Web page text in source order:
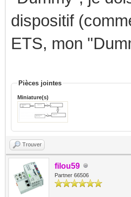
dispositif
ETS, mon
Pièces jointes
Miniature(s)
Trouver
filou59
Partner 66506